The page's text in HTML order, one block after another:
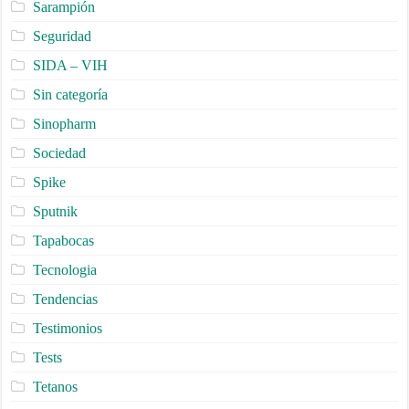
Sarampión
Seguridad
SIDA – VIH
Sin categoría
Sinopharm
Sociedad
Spike
Sputnik
Tapabocas
Tecnologia
Tendencias
Testimonios
Tests
Tetanos